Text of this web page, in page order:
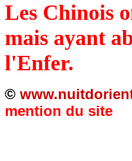
Les Chinois
mais ayant
l'Enfer.
©
mention du site